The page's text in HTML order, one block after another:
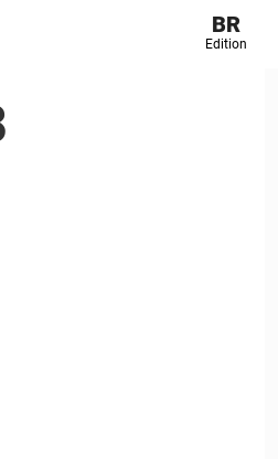
BR
Edition